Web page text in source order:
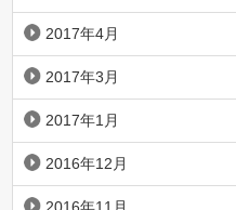
2017年4月
2017年3月
2017年1月
2016年12月